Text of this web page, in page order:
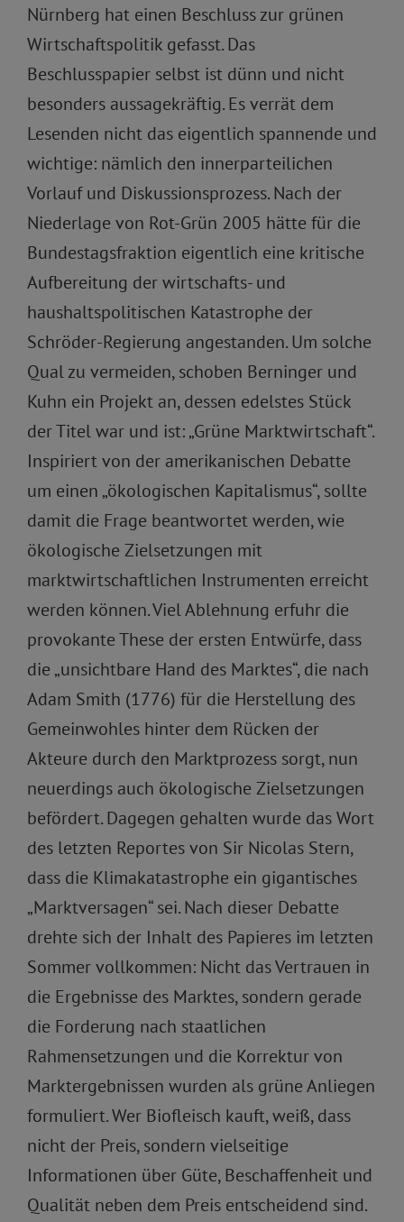
Nürnberg hat einen Beschluss zur grünen
Wirtschaftspolitik gefasst. Das
Beschlusspapier selbst ist dünn und nicht
besonders aussagekräftig. Es verrät dem
Lesenden nicht das eigentlich spannende und
wichtige: nämlich den innerparteilichen
Vorlauf und Diskussionsprozess. Nach der
Niederlage von Rot-Grün 2005 hätte für die
Bundestagsfraktion eigentlich eine kritische
Aufbereitung der wirtschafts- und
haushaltspolitischen Katastrophe der
Schröder-Regierung angestanden. Um solche
Qual zu vermeiden, schoben Berninger und
Kuhn ein Projekt an, dessen edelstes Stück
der Titel war und ist: „Grüne Marktwirtschaft“.
Inspiriert von der amerikanischen Debatte
um einen „ökologischen Kapitalismus“, sollte
damit die Frage beantwortet werden, wie
ökologische Zielsetzungen mit
marktwirtschaftlichen Instrumenten erreicht
werden können. Viel Ablehnung erfuhr die
provokante These der ersten Entwürfe, dass
die „unsichtbare Hand des Marktes“, die nach
Adam Smith (1776) für die Herstellung des
Gemeinwohles hinter dem Rücken der
Akteure durch den Marktprozess sorgt, nun
neuerdings auch ökologische Zielsetzungen
befördert. Dagegen gehalten wurde das Wort
des letzten Reportes von Sir Nicolas Stern,
dass die Klimakatastrophe ein gigantisches
„Marktversagen“ sei. Nach dieser Debatte
drehte sich der Inhalt des Papieres im letzten
Sommer vollkommen: Nicht das Vertrauen in
die Ergebnisse des Marktes, sondern gerade
die Forderung nach staatlichen
Rahmensetzungen und die Korrektur von
Marktergebnissen wurden als grüne Anliegen
formuliert. Wer Biofleisch kauft, weiß, dass
nicht der Preis, sondern vielseitige
Informationen über Güte, Beschaffenheit und
Qualität neben dem Preis entscheidend sind.